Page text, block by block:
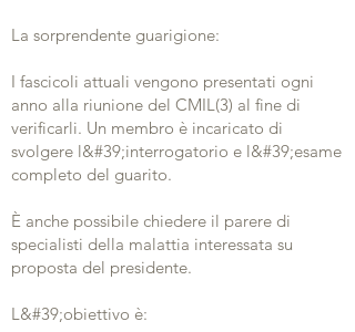
La sorprendente guarigione:
I fascicoli attuali vengono presentati ogni
anno alla riunione del CMIL(3) al fine di
verificarli. Un membro è incaricato di
svolgere l&#39;interrogatorio e l&#39;esame
completo del guarito.
È anche possibile chiedere il parere di
specialisti della malattia interessata su
proposta del presidente.
L&#39;obiettivo è: